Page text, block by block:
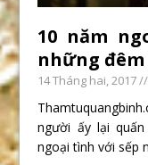
10 năm
những
14 Tháng hai, 2017
người ấy lại
ngoại tình với sếp